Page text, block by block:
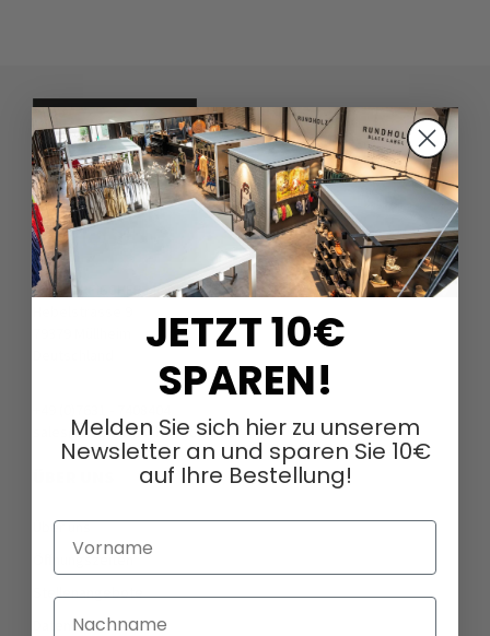
DAGMARFISCHER MODE GmbH
sales@dagmarfischermode.de
Über uns
Öffnungszeiten
Datenschutz
JETZT 10€
SPAREN!
Melden Sie sich hier zu unserem
Newsletter an und sparen Sie 10€
auf Ihre Bestellung!
Vorname
Nachname